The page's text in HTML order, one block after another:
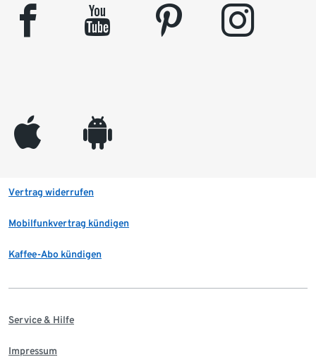
facebook youtube pinterest instagram
appleinc android
Vertrag widerrufen
Mobilfunkvertrag kündigen
Kaffee-Abo kündigen
Service & Hilfe
Impressum